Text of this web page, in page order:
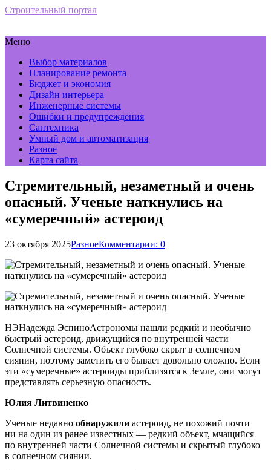
Строительный портал
Меню
Выбор материалов
Планирование ремонта
Бюджет и экономия
Дизайн интерьера
Инженерные системы
Ошибки и предупреждения
Сантехника
Умный дом и автоматизация
Разное
Карта сайта
Стремительный, незаметный и очень
опасный. Ученые наткнулись на
«сумеречный» астероид
23 октября 2025РазноеКомментарии: 0
НЭНадежда ЭспиноАстрономы нашли редкий и необычно
быстрый астероид, движущийся по внутренней части
Солнечной системы. Объект глубоко скрыт в солнечном
сиянии, поэтому заметить его бывает довольно сложно. Если
эти «сумеречные» астероиды приблизятся к Земле, они могут
представлять серьезную опасность.
Юлия Литвиненко
Ученые недавно обнаружили астероид, не похожий почти
ни на один из ранее известных — редкий объект, мчащийся
по внутренней части Солнечной системы и скрытый глубоко
в солнечном сиянии.